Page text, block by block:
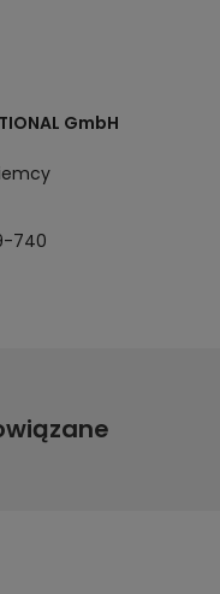
GmbH
740